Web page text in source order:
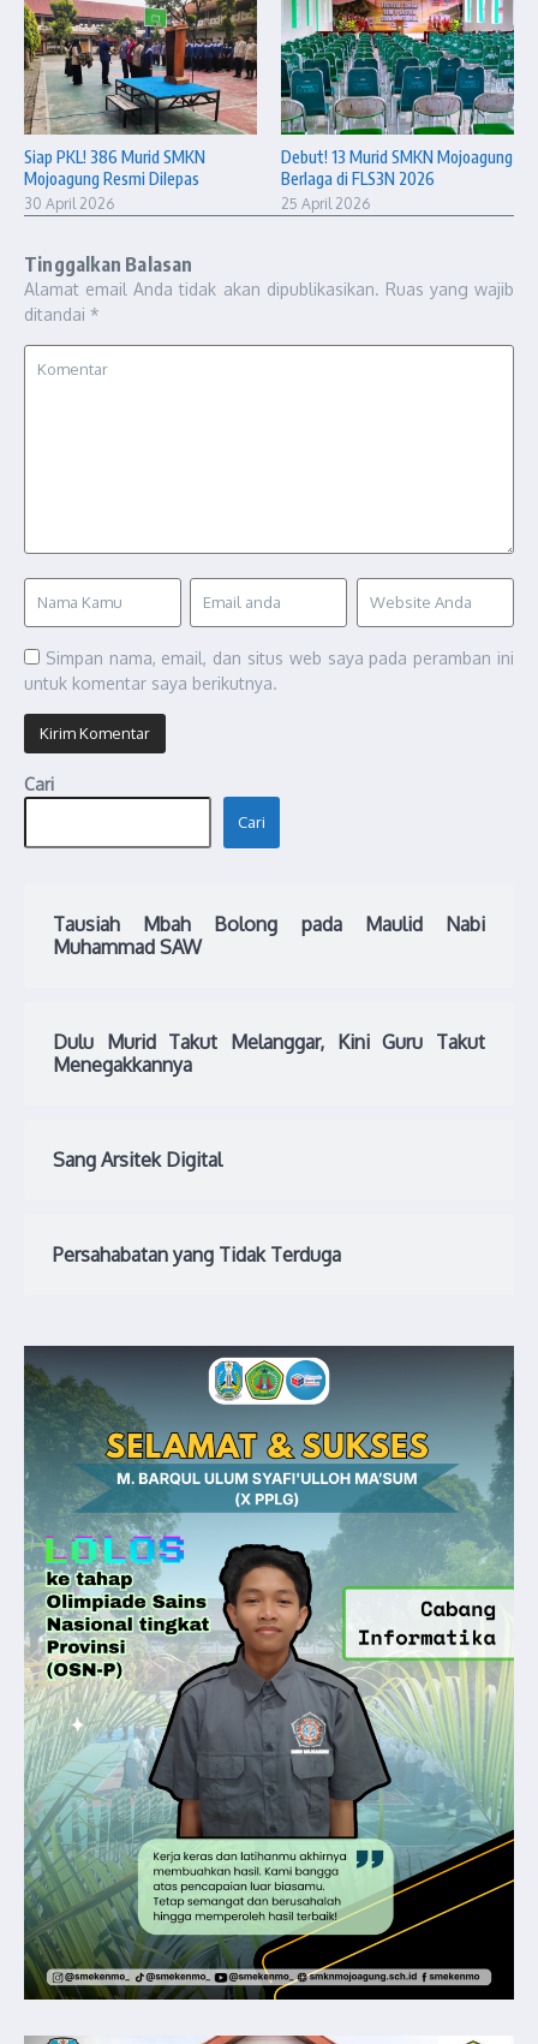
Siap PKL! 386 Murid SMKN
Mojoagung Resmi Dilepas
30 April 2026
Debut! 13 Murid SMKN Mojoagung
Berlaga di FLS3N 2026
25 April 2026
Tinggalkan Balasan
Alamat email Anda tidak akan dipublikasikan. Ruas yang wajib
ditandai *
Simpan nama, email, dan situs web saya pada peramban ini
untuk komentar saya berikutnya.
Cari
Cari
Tausiah Mbah Bolong pada Maulid Nabi
Muhammad SAW
Dulu Murid Takut Melanggar, Kini Guru Takut
Menegakkannya
Sang Arsitek Digital
Persahabatan yang Tidak Terduga